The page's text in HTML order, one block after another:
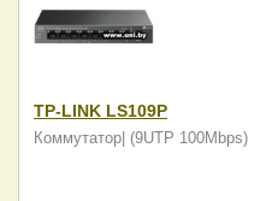
TP-LINK LS109P
Коммутатор| (9UTP 100Mbps)